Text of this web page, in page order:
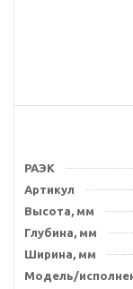
РАЭК
Артикул
Высота, мм
Глубина, мм
Ширина, мм
Модель/